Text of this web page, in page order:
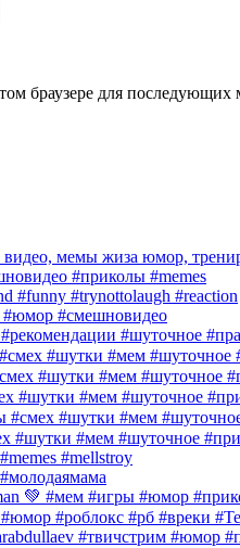
браузере для
мемы жиза юмор,
#приколы #memes
#funny #trynottolaugh #reaction
#юмор #смешновидео
#шуточное
#шутки #мем #шуточное
#шутки #мем #шуточное
#шутки #мем #шуточное
#шутки #мем
#шутки #мем #шуточное
#mellstroy
💚 #мем #игры #юмор
#роблокс #рб #вреки
#твичстрим #юмор